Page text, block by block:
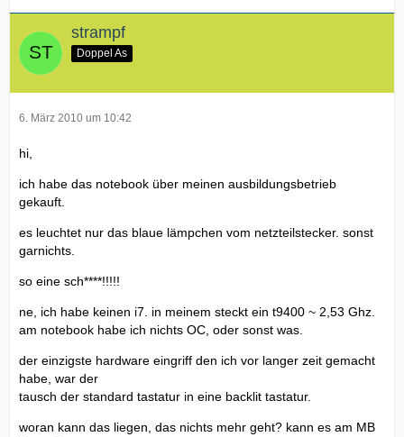
strampf
Doppel As
6. März 2010 um 10:42
hi,
ich habe das notebook über meinen ausbildungsbetrieb
gekauft.
es leuchtet nur das blaue lämpchen vom netzteilstecker. sonst
garnichts.
so eine sch****!!!!!
ne, ich habe keinen i7. in meinem steckt ein t9400 ~ 2,53 Ghz.
am notebook habe ich nichts OC, oder sonst was.
der einzigste hardware eingriff den ich vor langer zeit gemacht
habe, war der
tausch der standard tastatur in eine backlit tastatur.
woran kann das liegen, das nichts mehr geht? kann es am MB